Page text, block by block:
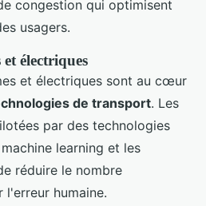
congestion qui optimisent
usagers.
électriques
et électriques sont au cœur
de transport. Les
par des technologies
learning et les
réduire le nombre
l'erreur humaine.